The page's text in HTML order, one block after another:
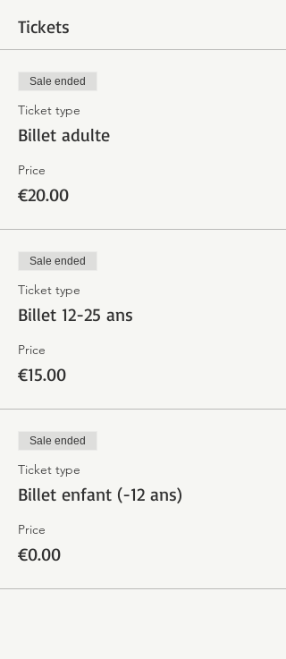
Peut-être parviendrez-vous, en recoupant
les informations laissées par votre ancêtre
avec celles données par votre guide, à faire
toute la lumière sur cette étrange affaire !
Tickets
Sale ended
Ticket type
Billet adulte
Price
€20.00
Sale ended
Ticket type
Billet 12-25 ans
Price
€15.00
Sale ended
Ticket type
Billet enfant (-12 ans)
Price
€0.00